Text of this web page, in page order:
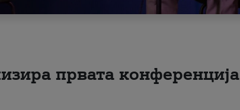
првата конференција